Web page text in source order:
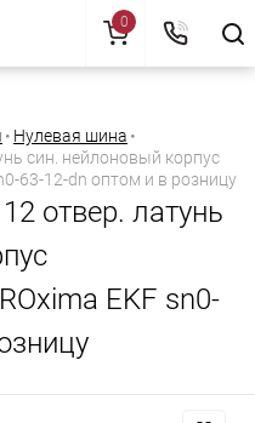
• Нулевая шина •
син. нейлоновый корпус
63-12-dn оптом и в розницу
отвер. латунь
EKF sn0-
0